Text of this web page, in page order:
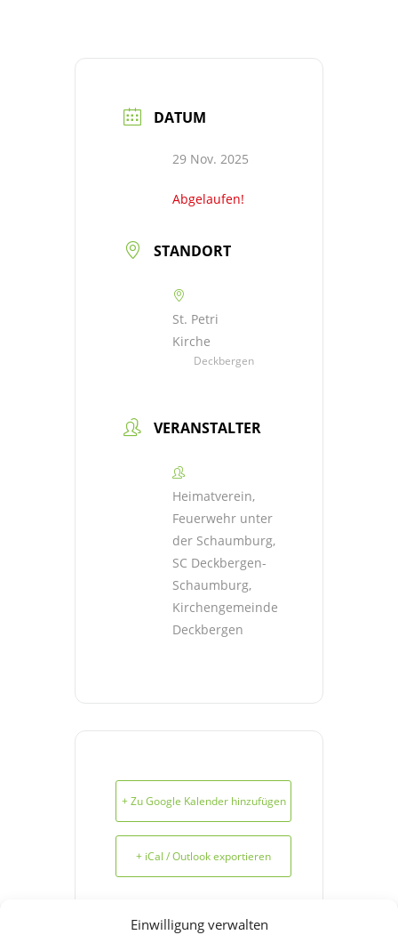
Einwilligung verwalten
DATUM
29 Nov. 2025
Abgelaufen!
STANDORT
St. Petri
Kirche
Deckbergen
VERANSTALTER
Heimatverein,
Feuerwehr unter
der Schaumburg,
SC Deckbergen-
Schaumburg,
Kirchengemeinde
Deckbergen
+ Zu Google Kalender hinzufügen
+ iCal / Outlook exportieren